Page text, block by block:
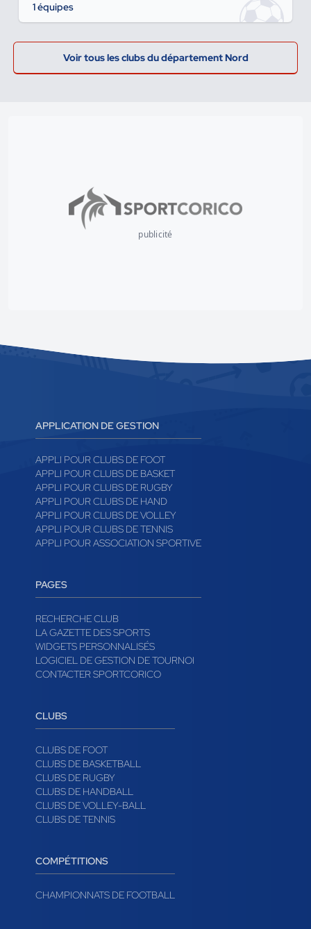
1 équipes
Voir tous les clubs du département Nord
publicité
APPLICATION DE GESTION
APPLI POUR CLUBS DE FOOT
APPLI POUR CLUBS DE BASKET
APPLI POUR CLUBS DE RUGBY
APPLI POUR CLUBS DE HAND
APPLI POUR CLUBS DE VOLLEY
APPLI POUR CLUBS DE TENNIS
APPLI POUR ASSOCIATION SPORTIVE
PAGES
RECHERCHE CLUB
LA GAZETTE DES SPORTS
WIDGETS PERSONNALISÉS
LOGICIEL DE GESTION DE TOURNOI
CONTACTER SPORTCORICO
CLUBS
CLUBS DE FOOT
CLUBS DE BASKETBALL
CLUBS DE RUGBY
CLUBS DE HANDBALL
CLUBS DE VOLLEY-BALL
CLUBS DE TENNIS
COMPÉTITIONS
CHAMPIONNATS DE FOOTBALL